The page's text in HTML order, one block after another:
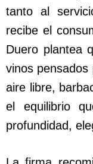
tanto al
recibe el
Duero plantea
vinos pensados
aire libre,
el equilibrio
profundidad,